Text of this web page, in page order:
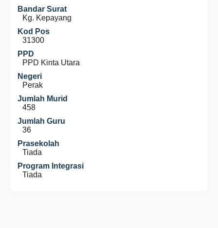
Bandar Surat
Kg. Kepayang
Kod Pos
31300
PPD
PPD Kinta Utara
Negeri
Perak
Jumlah Murid
458
Jumlah Guru
36
Prasekolah
Tiada
Program Integrasi
Tiada